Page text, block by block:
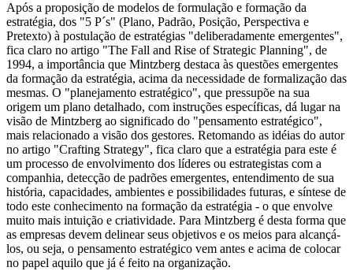
Após a proposição de modelos de formulação e formação da
estratégia, dos "5 P´s" (Plano, Padrão, Posição, Perspectiva e
Pretexto) à postulação de estratégias "deliberadamente emergentes",
fica claro no artigo "The Fall and Rise of Strategic Planning", de
1994, a importância que Mintzberg destaca às questões emergentes
da formação da estratégia, acima da necessidade de formalização das
mesmas. O "planejamento estratégico", que pressupõe na sua
origem um plano detalhado, com instruções específicas, dá lugar na
visão de Mintzberg ao significado do "pensamento estratégico",
mais relacionado a visão dos gestores. Retomando as idéias do autor
no artigo "Crafting Strategy", fica claro que a estratégia para este é
um processo de envolvimento dos líderes ou estrategistas com a
companhia, detecção de padrões emergentes, entendimento de sua
história, capacidades, ambientes e possibilidades futuras, e síntese de
todo este conhecimento na formação da estratégia - o que envolve
muito mais intuição e criatividade. Para Mintzberg é desta forma que
as empresas devem delinear seus objetivos e os meios para alcançá-
los, ou seja, o pensamento estratégico vem antes e acima de colocar
no papel aquilo que já é feito na organização.